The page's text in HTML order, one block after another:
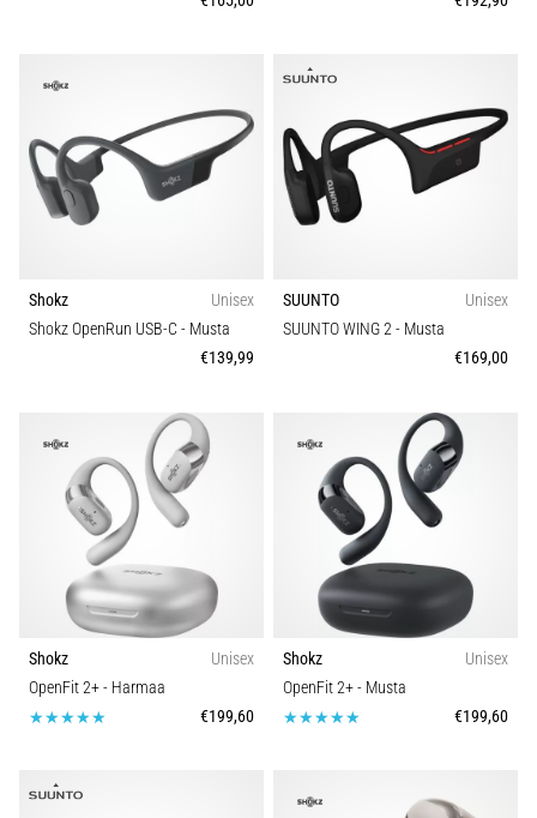
Shokz
Unisex
Shokz OpenRun USB-C - Musta
€139,99
SUUNTO
Unisex
SUUNTO WING 2- Musta
€169,00
Shokz
Unisex
OpenFit 2+- Harmaa
€199,60
Shokz
Unisex
OpenFit 2+- Musta
€199,60